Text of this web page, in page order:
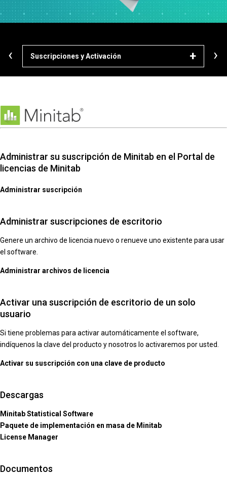
Suscripciones y Activación
‹ ›
Administrar su suscripción de Minitab en el Portal de
licencias de Minitab
Administrar suscripción
Administrar suscripciones de escritorio
Genere un archivo de licencia nuevo o renueve uno existente para usar
el software.
Administrar archivos de licencia
Activar una suscripción de escritorio de un solo
usuario
Si tiene problemas para activar automáticamente el software,
indíquenos la clave del producto y nosotros lo activaremos por usted.
Activar su suscripción con una clave de producto
Descargas
Minitab Statistical Software
Paquete de implementación en masa de Minitab
License Manager
Documentos